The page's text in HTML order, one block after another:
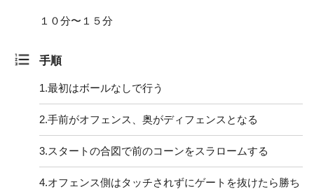
１０分〜１５分
手順
1.最初はボールなしで行う
2.手前がオフェンス、奥がディフェンスとなる
3.スタートの合図で前のコーンをスラロームする
4.オフェンス側はタッチされずにゲートを抜けたら勝ち